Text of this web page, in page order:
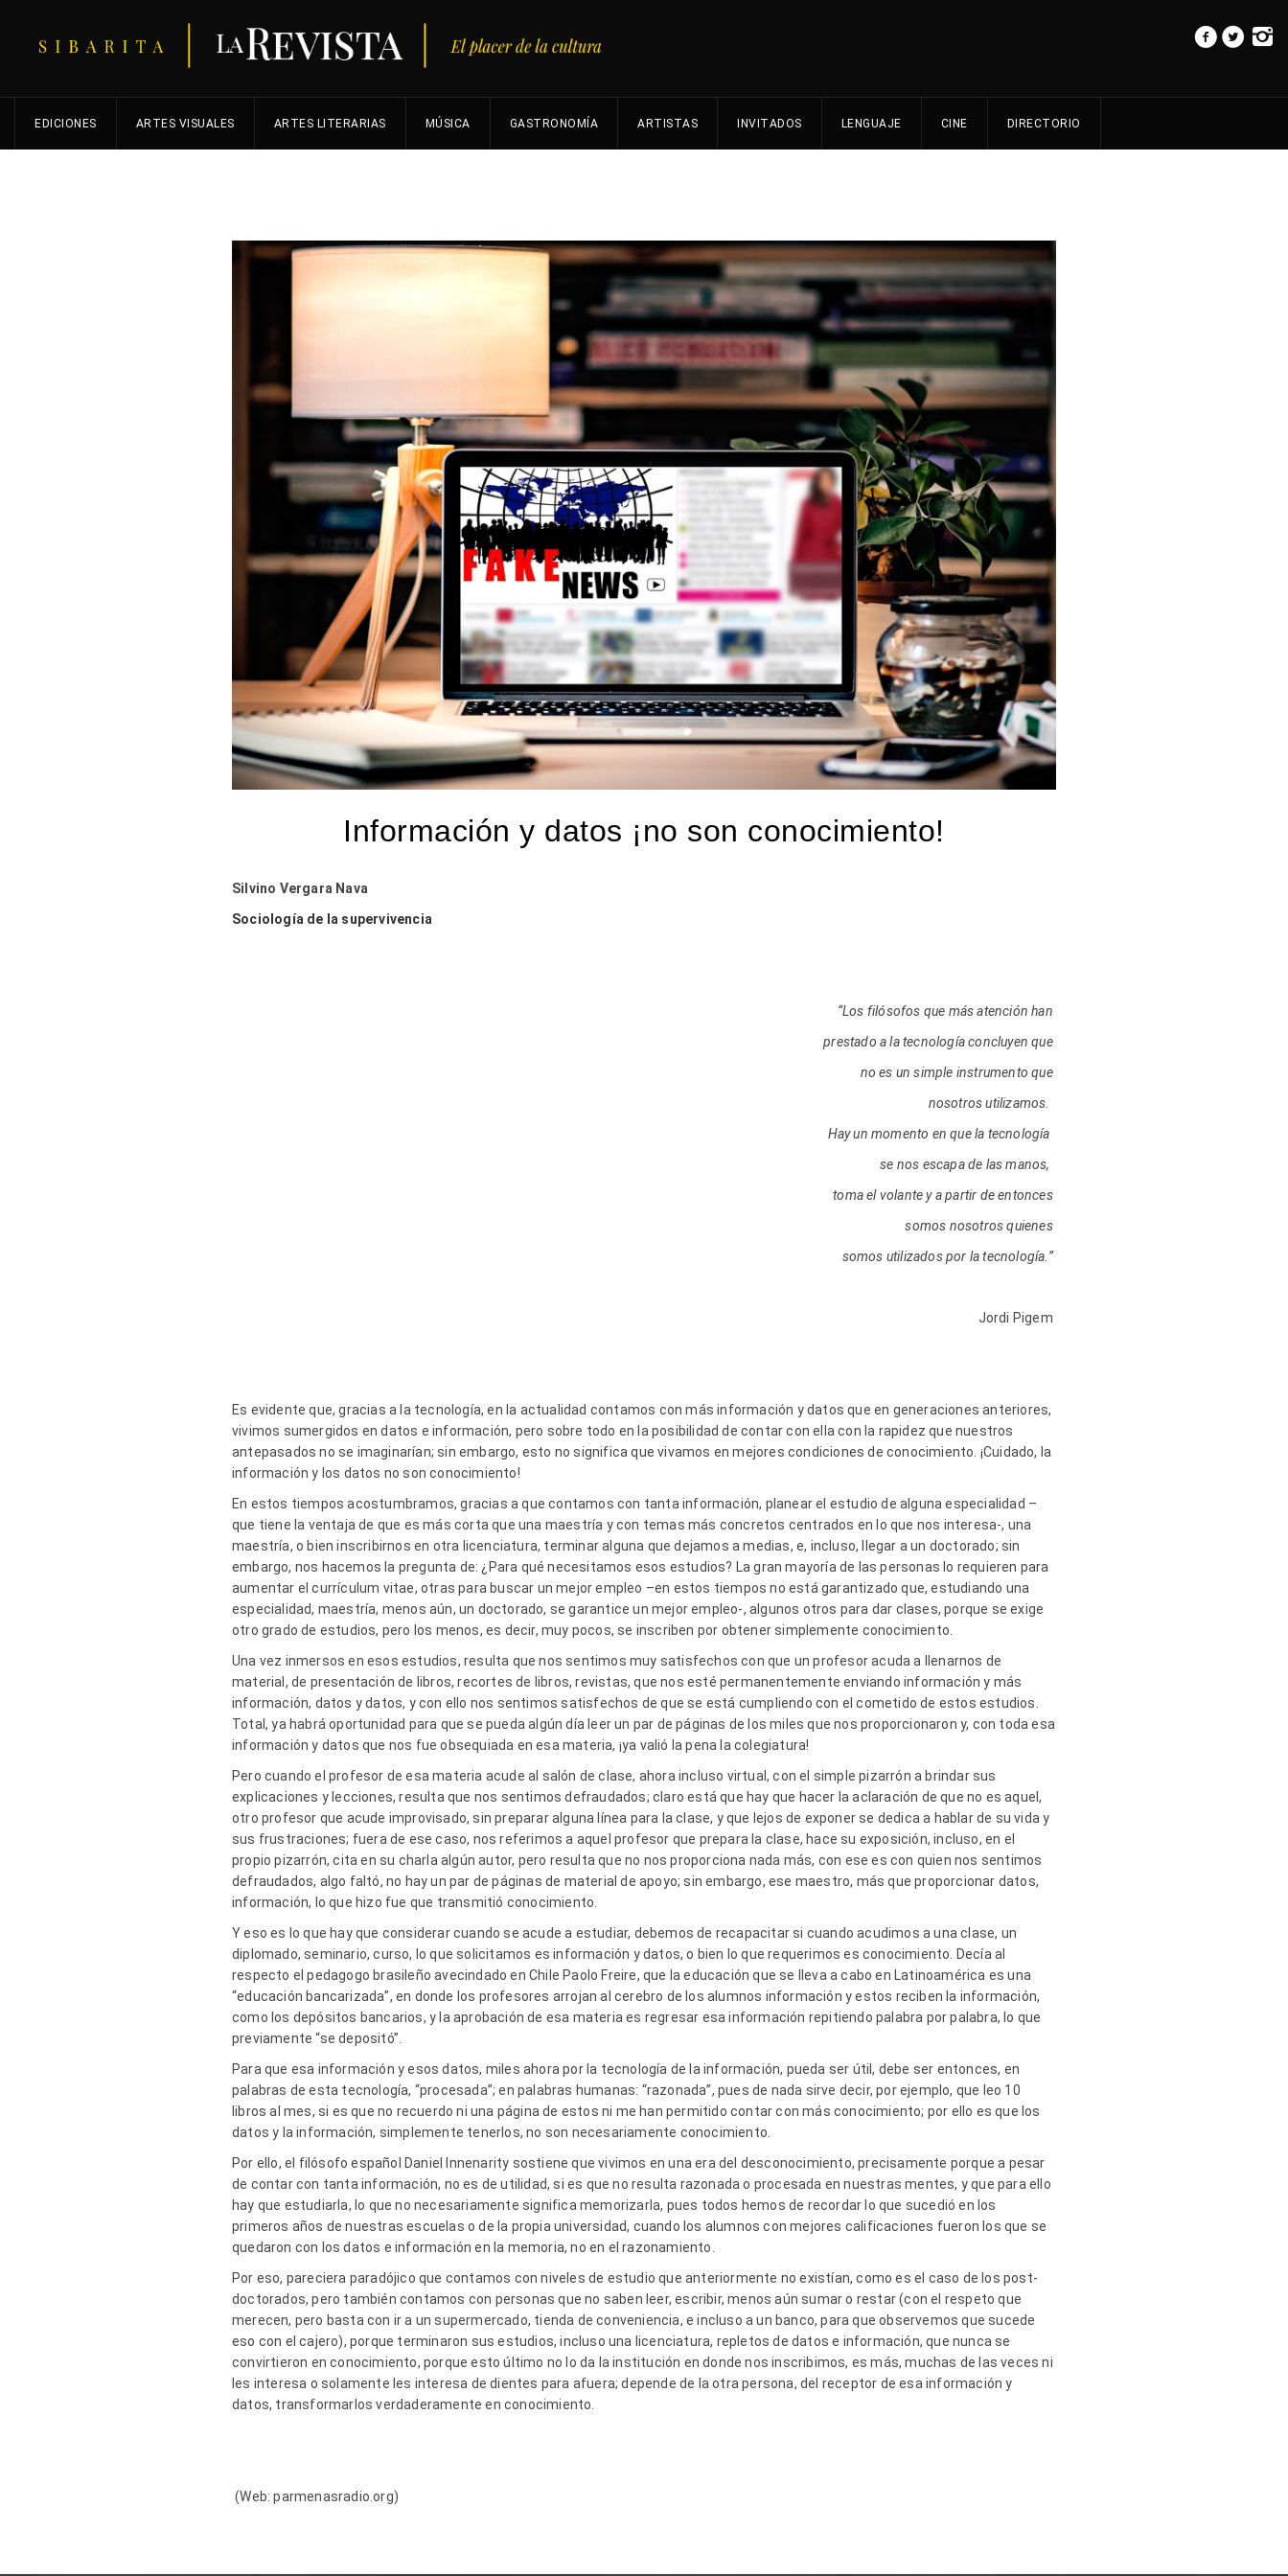
EDICIONES ARTES VISUALES ARTES LITERARIAS MÚSICA GASTRONOMÍA ARTISTAS INVITADOS LENGUAJE CINE DIRECTORIO
Información y datos ¡no son conocimiento!
Silvino Vergara Nava
Sociología de la supervivencia
“Los filósofos que más atención han
prestado a la tecnología concluyen que
no es un simple instrumento que
nosotros utilizamos.
Hay un momento en que la tecnología
se nos escapa de las manos,
toma el volante y a partir de entonces
somos nosotros quienes
somos utilizados por la tecnología.”
Jordi Pigem
Es evidente que, gracias a la tecnología, en la actualidad contamos con más información y datos que en generaciones anteriores,
vivimos sumergidos en datos e información, pero sobre todo en la posibilidad de contar con ella con la rapidez que nuestros
antepasados no se imaginarían; sin embargo, esto no significa que vivamos en mejores condiciones de conocimiento. ¡Cuidado, la
información y los datos no son conocimiento!
En estos tiempos acostumbramos, gracias a que contamos con tanta información, planear el estudio de alguna especialidad –
que tiene la ventaja de que es más corta que una maestría y con temas más concretos centrados en lo que nos interesa-, una
maestría, o bien inscribirnos en otra licenciatura, terminar alguna que dejamos a medias, e, incluso, llegar a un doctorado; sin
embargo, nos hacemos la pregunta de: ¿Para qué necesitamos esos estudios? La gran mayoría de las personas lo requieren para
aumentar el currículum vitae, otras para buscar un mejor empleo –en estos tiempos no está garantizado que, estudiando una
especialidad, maestría, menos aún, un doctorado, se garantice un mejor empleo-, algunos otros para dar clases, porque se exige
otro grado de estudios, pero los menos, es decir, muy pocos, se inscriben por obtener simplemente conocimiento.
Una vez inmersos en esos estudios, resulta que nos sentimos muy satisfechos con que un profesor acuda a llenarnos de
material, de presentación de libros, recortes de libros, revistas, que nos esté permanentemente enviando información y más
información, datos y datos, y con ello nos sentimos satisfechos de que se está cumpliendo con el cometido de estos estudios.
Total, ya habrá oportunidad para que se pueda algún día leer un par de páginas de los miles que nos proporcionaron y, con toda esa
información y datos que nos fue obsequiada en esa materia, ¡ya valió la pena la colegiatura!
Pero cuando el profesor de esa materia acude al salón de clase, ahora incluso virtual, con el simple pizarrón a brindar sus
explicaciones y lecciones, resulta que nos sentimos defraudados; claro está que hay que hacer la aclaración de que no es aquel,
otro profesor que acude improvisado, sin preparar alguna línea para la clase, y que lejos de exponer se dedica a hablar de su vida y
sus frustraciones; fuera de ese caso, nos referimos a aquel profesor que prepara la clase, hace su exposición, incluso, en el
propio pizarrón, cita en su charla algún autor, pero resulta que no nos proporciona nada más, con ese es con quien nos sentimos
defraudados, algo faltó, no hay un par de páginas de material de apoyo; sin embargo, ese maestro, más que proporcionar datos,
información, lo que hizo fue que transmitió conocimiento.
Y eso es lo que hay que considerar cuando se acude a estudiar, debemos de recapacitar si cuando acudimos a una clase, un
diplomado, seminario, curso, lo que solicitamos es información y datos, o bien lo que requerimos es conocimiento. Decía al
respecto el pedagogo brasileño avecindado en Chile Paolo Freire, que la educación que se lleva a cabo en Latinoamérica es una
“educación bancarizada”, en donde los profesores arrojan al cerebro de los alumnos información y estos reciben la información,
como los depósitos bancarios, y la aprobación de esa materia es regresar esa información repitiendo palabra por palabra, lo que
previamente “se depositó”.
Para que esa información y esos datos, miles ahora por la tecnología de la información, pueda ser útil, debe ser entonces, en
palabras de esta tecnología, “procesada”; en palabras humanas: “razonada”, pues de nada sirve decir, por ejemplo, que leo 10
libros al mes, si es que no recuerdo ni una página de estos ni me han permitido contar con más conocimiento; por ello es que los
datos y la información, simplemente tenerlos, no son necesariamente conocimiento.
Por ello, el filósofo español Daniel Innenarity sostiene que vivimos en una era del desconocimiento, precisamente porque a pesar
de contar con tanta información, no es de utilidad, si es que no resulta razonada o procesada en nuestras mentes, y que para ello
hay que estudiarla, lo que no necesariamente significa memorizarla, pues todos hemos de recordar lo que sucedió en los
primeros años de nuestras escuelas o de la propia universidad, cuando los alumnos con mejores calificaciones fueron los que se
quedaron con los datos e información en la memoria, no en el razonamiento.
Por eso, pareciera paradójico que contamos con niveles de estudio que anteriormente no existían, como es el caso de los post-
doctorados, pero también contamos con personas que no saben leer, escribir, menos aún sumar o restar (con el respeto que
merecen, pero basta con ir a un supermercado, tienda de conveniencia, e incluso a un banco, para que observemos que sucede
eso con el cajero), porque terminaron sus estudios, incluso una licenciatura, repletos de datos e información, que nunca se
convirtieron en conocimiento, porque esto último no lo da la institución en donde nos inscribimos, es más, muchas de las veces ni
les interesa o solamente les interesa de dientes para afuera; depende de la otra persona, del receptor de esa información y
datos, transformarlos verdaderamente en conocimiento.
(Web: parmenasradio.org)